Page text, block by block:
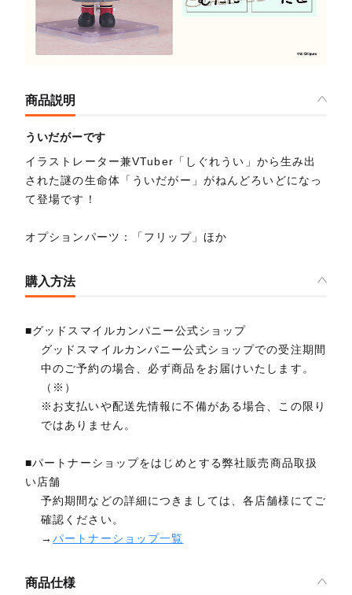
商品説明
ういだがーです
イラストレーター兼VTuber「しぐれうい」から生み出
された謎の生命体「ういだがー」がねんどろいどになっ
て登場です！
オプションパーツ：「フリップ」ほか
購入方法
■グッドスマイルカンパニー公式ショップ
グッドスマイルカンパニー公式ショップでの受注期間
中のご予約の場合、必ず商品をお届けいたします。
（※）
※お支払いや配送先情報に不備がある場合、この限り
ではありません。
■パートナーショップをはじめとする弊社販売商品取扱
い店舗
予約期間などの詳細につきましては、各店舗様にてご
確認ください。
→パートナーショップ一覧
商品仕様